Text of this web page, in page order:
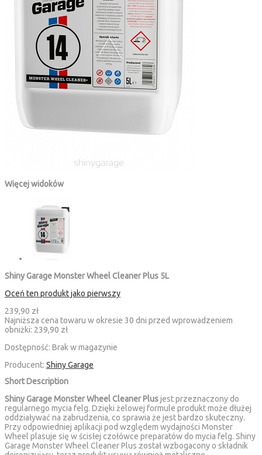
Więcej widoków
Shiny Garage Monster Wheel Cleaner Plus 5L
Oceń ten produkt jako pierwszy
239,90 zł
Najniższa cena towaru w okresie 30 dni przed wprowadzeniem
obniżki: 239,90 zł
Dostępność: Brak w magazynie
Producent: Shiny Garage
Short Description
Shiny Garage Monster Wheel Cleaner Plusjest przeznaczony do
regularnego mycia felg. Dzięki żelowej formule produkt może dłużej
oddziaływać na zabrudzenia, co sprawia że jest bardzo skuteczny.
Przy odpowiedniej aplikacji pod względem wydajności Monster
Wheel plasuje się w ścisłej czołówce preparatów do mycia felg. Shiny
Garage Monster Wheel Cleaner Plus został wzbogacony o składnik